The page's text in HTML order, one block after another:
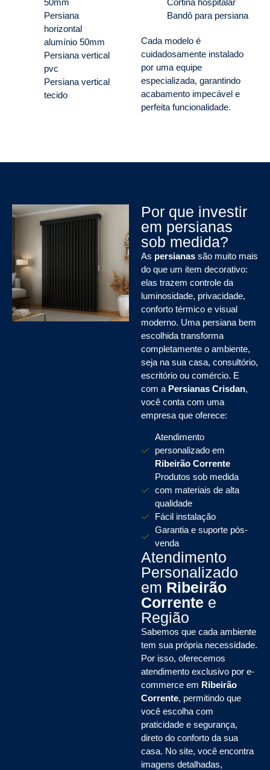
50mm
Persiana
horizontal
alumínio 50mm
Persiana vertical
pvc
Persiana vertical
tecido
Cortina hospitalar
Bandô para persiana
Cada modelo é
cuidadosamente instalado
por uma equipe
especializada, garantindo
acabamento impecável e
perfeita funcionalidade.
Por que investir
em persianas
sob medida?
As persianas são muito mais
do que um item decorativo:
elas trazem controle da
luminosidade, privacidade,
conforto térmico e visual
moderno. Uma persiana bem
escolhida transforma
completamente o ambiente,
seja na sua casa, consultório,
escritório ou comércio. E
com a Persianas Crisdan,
você conta com uma
empresa que oferece:
Atendimento
personalizado em
Ribeirão Corrente
Produtos sob medida
com materiais de alta
qualidade
Fácil instalação
Garantia e suporte pós-
venda
Atendimento
Personalizado
em Ribeirão
Corrente e
Região
Sabemos que cada ambiente
tem sua própria necessidade.
Por isso, oferecemos
atendimento exclusivo por e-
commerce em Ribeirão
Corrente, permitindo que
você escolha com
praticidade e segurança,
direto do conforto da sua
casa. No site, você encontra
imagens detalhadas,